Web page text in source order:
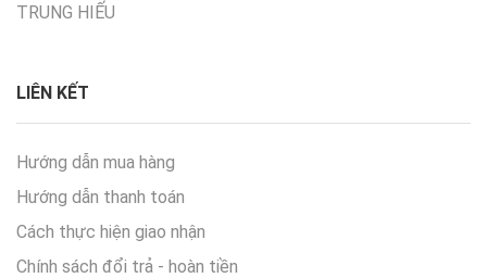
TRUNG HIẾU
LIÊN KẾT
Hướng dẫn mua hàng
Hướng dẫn thanh toán
Cách thực hiện giao nhận
Chính sách đổi trả - hoàn tiền